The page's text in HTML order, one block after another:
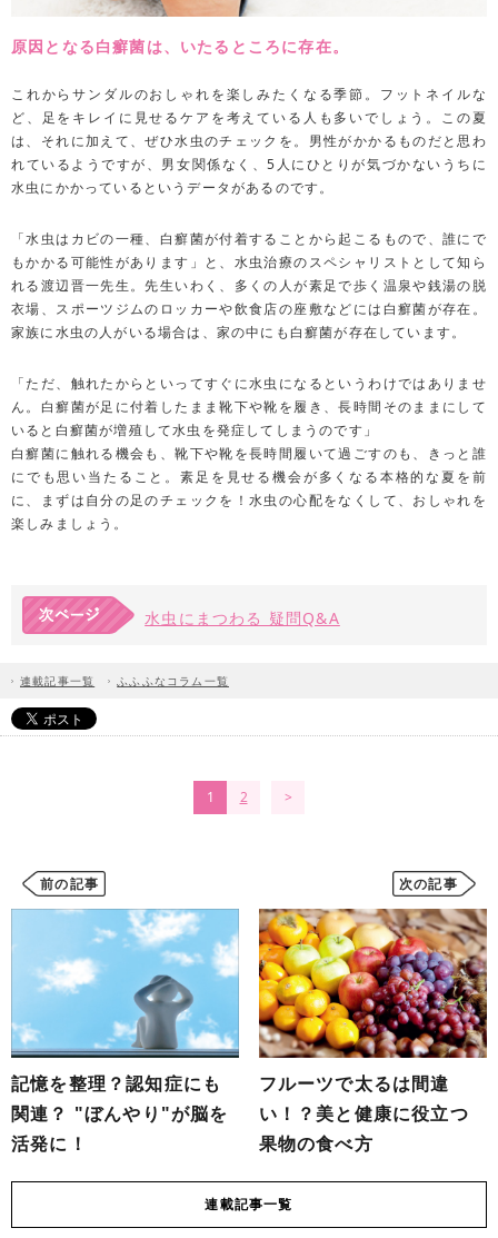
原因となる白癬菌は、いたるところに存在。
これからサンダルのおしゃれを楽しみたくなる季節。フットネイルな
ど、足をキレイに見せるケアを考えている人も多いでしょう。この夏
は、それに加えて、ぜひ水虫のチェックを。男性がかかるものだと思わ
れているようですが、男女関係なく、5人にひとりが気づかないうちに
水虫にかかっているというデータがあるのです。
「水虫はカビの一種、白癬菌が付着することから起こるもので、誰にで
もかかる可能性があります」と、水虫治療のスペシャリストとして知ら
れる渡辺晋一先生。先生いわく、多くの人が素足で歩く温泉や銭湯の脱
衣場、スポーツジムのロッカーや飲食店の座敷などには白癬菌が存在。
家族に水虫の人がいる場合は、家の中にも白癬菌が存在しています。
「ただ、触れたからといってすぐに水虫になるというわけではありませ
ん。白癬菌が足に付着したまま靴下や靴を履き、長時間そのままにして
いると白癬菌が増殖して水虫を発症してしまうのです」
白癬菌に触れる機会も、靴下や靴を長時間履いて過ごすのも、きっと誰
にでも思い当たること。素足を見せる機会が多くなる本格的な夏を前
に、まずは自分の足のチェックを！水虫の心配をなくして、おしゃれを
楽しみましょう。
水虫にまつわる 疑問Q&A
連載記事一覧 ふふふなコラム一覧
1 2
前の記事
記憶を整理？認知症にも
関連？ "ぼんやり"が脳を
活発に！
次の記事
フルーツで太るは間違
い！？美と健康に役立つ
果物の食べ方
連載記事一覧